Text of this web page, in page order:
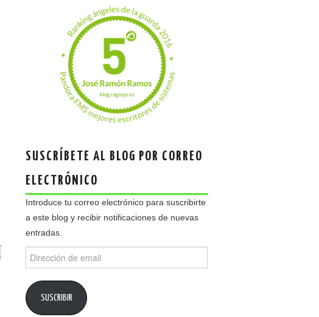
SUSCRÍBETE AL BLOG POR CORREO
ELECTRÓNICO
Introduce tu correo electrónico para suscribirte
a este blog y recibir notificaciones de nuevas
entradas.
de
SUSCRIBIR